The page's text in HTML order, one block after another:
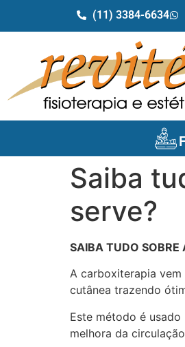
(11) 3384-6634
Saiba
serve?
SAIBA TUDO SOBRE
A carboxiterapia
cutânea trazendo
Este método é
melhora da